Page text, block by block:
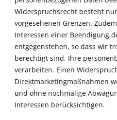
Widerspruchsrecht besteht
vorgesehenen Grenzen.
Interessen einer Beendigung
entgegenstehen, so dass wir
berechtigt sind, Ihre
verarbeiten. Einen
Direktmarketingmaßnahmen
und ohne nochmalige
Interessen berücksichtigen.